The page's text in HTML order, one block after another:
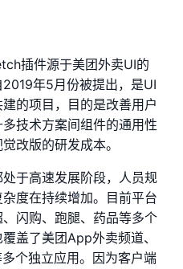
插件源于美团外卖UI的
年5月份被提出，是UI
的项目，目的是改善用户
技术方案间组件的通用性
改版的研发成本。
于高速发展阶段，人员规
度在持续增加。目前平台
闪购、跑腿、药品等多个
盖了美团App外卖频道、
个独立应用。因为客户端